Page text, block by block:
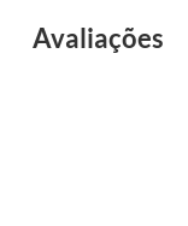
Avaliações